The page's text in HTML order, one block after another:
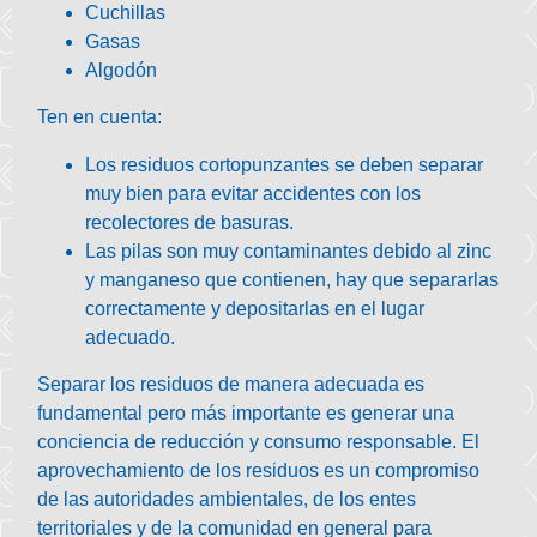
Cuchillas
Gasas
Algodón
Ten en cuenta:
Los residuos cortopunzantes se deben separar
muy bien para evitar accidentes con los
recolectores de basuras.
Las pilas son muy contaminantes debido al zinc
y manganeso que contienen, hay que separarlas
correctamente y depositarlas en el lugar
adecuado.
Separar los residuos de manera adecuada es
fundamental pero más importante es generar una
conciencia de reducción y consumo responsable. El
aprovechamiento de los residuos es un compromiso
de las autoridades ambientales, de los entes
territoriales y de la comunidad en general para